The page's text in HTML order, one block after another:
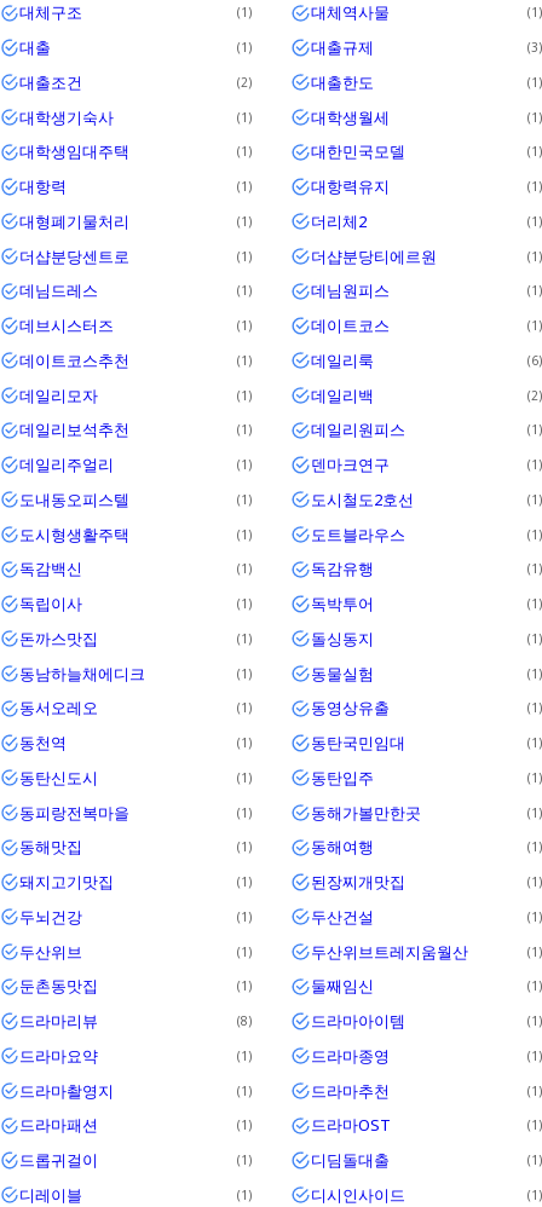
대체구조 1 대체역사물 1
대출 1 대출규제 3
대출조건 2 대출한도 1
대학생기숙사 1 대학생월세 1
대학생임대주택 1 대한민국모델 1
대항력 1 대항력유지 1
대형폐기물처리 1 더리체2 1
더샵분당센트로 1 더샵분당티에르원 1
데님드레스 1 데님원피스 1
데브시스터즈 1 데이트코스 1
데이트코스추천 1 데일리룩 6
데일리모자 1 데일리백 2
데일리보석추천 1 데일리원피스 1
데일리주얼리 1 덴마크연구 1
도내동오피스텔 1 도시철도2호선 1
도시형생활주택 1 도트블라우스 1
독감백신 1 독감유행 1
독립이사 1 독박투어 1
돈까스맛집 1 돌싱동지 1
동남하늘채에디크 1 동물실험 1
동서오레오 1 동영상유출 1
동천역 1 동탄국민임대 1
동탄신도시 1 동탄입주 1
동피랑전복마을 1 동해가볼만한곳 1
동해맛집 1 동해여행 1
돼지고기맛집 1 된장찌개맛집 1
두뇌건강 1 두산건설 1
두산위브 1 두산위브트레지움월산 1
둔촌동맛집 1 둘째임신 1
드라마리뷰 8 드라마아이템 1
드라마요약 1 드라마종영 1
드라마촬영지 1 드라마추천 1
드라마패션 1 드라마OST 1
드롭귀걸이 1 디딤돌대출 1
디레이블 1 디시인사이드 1